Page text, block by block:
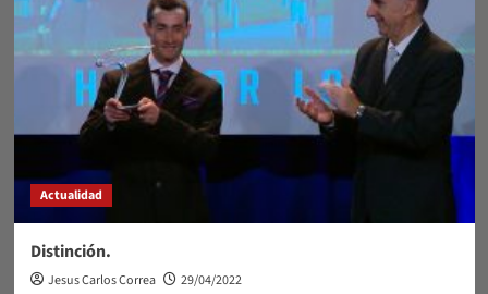
Actualidad
Distinción.
Jesus Carlos Correa
29/04/2022